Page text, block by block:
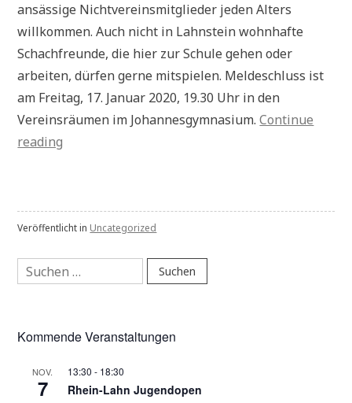
ansässige Nichtvereinsmitglieder jeden Alters
willkommen. Auch nicht in Lahnstein wohnhafte
Schachfreunde, die hier zur Schule gehen oder
arbeiten, dürfen gerne mitspielen. Meldeschluss ist
am Freitag, 17. Januar 2020, 19.30 Uhr in den
Vereinsräumen im Johannesgymnasium.Continue
reading
Veröffentlicht in Uncategorized
Suchen
nach:
Kommende Veranstaltungen
NOV.
7
13:30 - 18:30
Rhein-Lahn Jugendopen